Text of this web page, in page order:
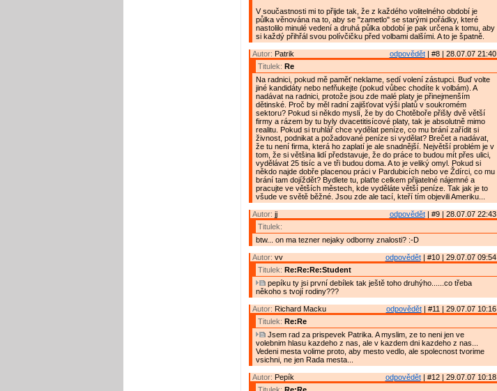
V součastnosti mi to přijde tak, že z každého volitelného období je
půlka věnována na to, aby se "zametlo" se starými pořádky, které
nastolilo minulé vedení a druhá půlka období je pak určena k tomu, aby
si každý přihřál svou polívčičku před volbami dalšími. A to je špatně.
odpovědět| #8 | 28.07.07 21:40
Autor: Patrik
Titulek: Re
Na radnici, pokud mě paměť neklame, sedí volení zástupci. Buď volte
jiné kandidáty nebo nefňukejte (pokud vůbec chodíte k volbám). A
nadávat na radnici, protože jsou zde malé platy je přinejmenším
dětinské. Proč by měl radní zajišťovat výši platů v soukromém
sektoru? Pokud si někdo myslí, že by do Chotěboře přišly dvě větší
firmy a rázem by tu byly dvacetitisícové platy, tak je absolutně mimo
realitu. Pokud si truhlář chce vydělat peníze, co mu brání zařídit si
živnost, podnikat a požadované peníze si vydělat? Brečet a nadávat,
že tu není firma, která ho zaplatí je ale snadnější. Největší problém je v
tom, že si většina lidí představuje, že do práce to budou mít přes ulici,
vydělávat 25 tisíc a ve tři budou doma. A to je veliký omyl. Pokud si
někdo najde dobře placenou práci v Pardubicích nebo ve Ždírci, co mu
brání tam dojíždět? Bydlete tu, plaťte celkem přijatelné nájemné a
pracujte ve větších městech, kde vyděláte větší peníze. Tak jak je to
všude ve světě běžné. Jsou zde ale tací, kteří tím objevili Ameriku...
odpovědět| #9 | 28.07.07 22:43
Autor: jj
Titulek:
btw... on ma tezner nejaky odborny znalosti? :-D
odpovědět| #10 | 29.07.07 09:54
Autor: vv
Titulek: Re:Re:Re:Student
pepíku ty jsi první debílek tak ještě toho druhýho......co třeba
někoho s tvojí rodiny???
odpovědět| #11 | 29.07.07 10:16
Autor: Richard Macku
Titulek: Re:Re
Jsem rad za prispevek Patrika. A myslim, ze to neni jen ve
volebnim hlasu kazdeho z nas, ale v kazdem dni kazdeho z nas...
Vedeni mesta volime proto, aby mesto vedlo, ale spolecnost tvorime
vsichni, ne jen Rada mesta...
odpovědět| #12 | 29.07.07 10:18
Autor: Pepík